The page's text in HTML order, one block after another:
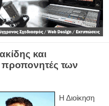
και
προπονητές των
Η Διοίκηση